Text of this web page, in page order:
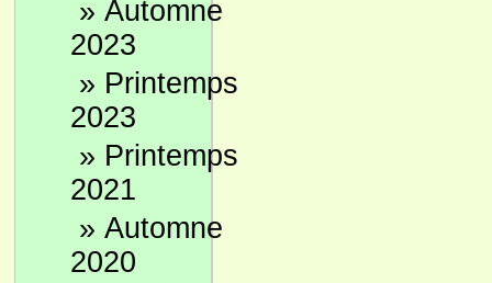
» Automne
2023
» Printemps
2023
» Printemps
2021
» Automne
2020